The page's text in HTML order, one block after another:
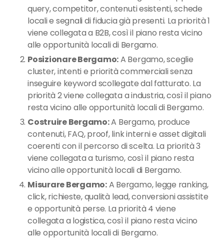
query, competitor, contenuti esistenti, schede
locali e segnali di fiducia già presenti. La priorità 1
viene collegata a B2B, così il piano resta vicino
alle opportunità locali di Bergamo.
Posizionare Bergamo:A Bergamo, sceglie
cluster, intenti e priorità commerciali senza
inseguire keyword scollegate dal fatturato. La
priorità 2 viene collegata a industria, così il piano
resta vicino alle opportunità locali di Bergamo.
Costruire Bergamo:A Bergamo, produce
contenuti, FAQ, proof, link interni e asset digitali
coerenti con il percorso di scelta. La priorità 3
viene collegata a turismo, così il piano resta
vicino alle opportunità locali di Bergamo.
Misurare Bergamo:A Bergamo, legge ranking,
click, richieste, qualità lead, conversioni assistite
e opportunità perse. La priorità 4 viene
collegata a logistica, così il piano resta vicino
alle opportunità locali di Bergamo.